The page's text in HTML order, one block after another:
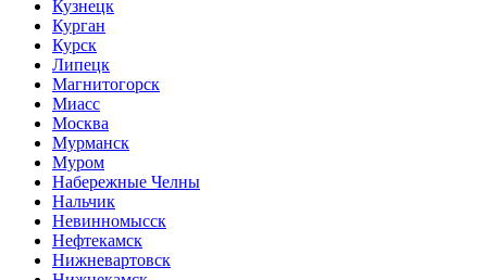
Кузнецк
Курган
Курск
Липецк
Магнитогорск
Миасс
Москва
Мурманск
Муром
Набережные Челны
Нальчик
Невинномысск
Нефтекамск
Нижневартовск